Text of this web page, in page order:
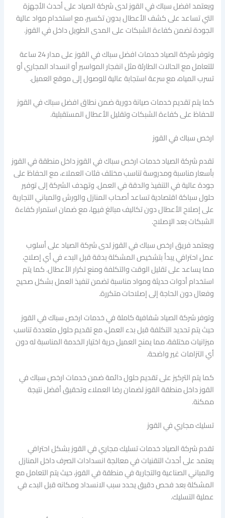
ويعتمد افضل سباك في القوز لدى شركة الصياد على أحدث الأجهزة
التي تساعد على كشف الأعطال بدون تكسير، مع استخدام مواد عالية
الجودة تضمن كفاءة الشبكات على المدى الطويل داخل في القوز.
وتوفر شركة الصياد خدمات افضل سباك في القوز على مدار 24 ساعة
للتعامل مع الحالات الطارئة مثل انفجار المواسير أو انسداد المجاري أو
تسرب المياه، مع سرعة استجابة عالية للوصول إلى موقع العميل.
كما يتم تقديم خدمات صيانة دورية ضمن نطاق افضل سباك في القوز
للحفاظ على كفاءة الشبكات وتقليل الأعطال المستقبلية.
ارخص سباك في القوز
تقدم شركة الصياد خدمات ارخص سباك في القوز داخل منطقة في القوز
بأسعار مناسبة ومدروسة تناسب مختلف فئات العملاء، مع الحفاظ على
جودة عالية في التنفيذ والدقة في العمل. وتهدف الشركة إلى توفير
حلول سباكة اقتصادية تساعد أصحاب المنازل والورش والمباني التجارية
على إصلاح الأعطال دون تكاليف مبالغ فيها، مع ضمان استمرار كفاءة
الشبكات بعد الإصلاح.
ويعتمد فريق ارخص سباك في القوز لدى شركة الصياد على أسلوب
عمل احترافي يبدأ بتشخيص المشكلة بدقة قبل البدء في أي إصلاح،
مما يساعد على تقليل الوقت والتكلفة ومنع تكرار الأعطال. كما يتم
استخدام أدوات حديثة ومواد مناسبة تضمن تنفيذ العمل بشكل صحيح
وفعال دون الحاجة إلى إصلاحات متكررة.
وتوفر شركة الصياد شفافية كاملة في خدمات ارخص سباك في القوز
حيث يتم تحديد التكلفة قبل بدء العمل، مع تقديم حلول متعددة تناسب
ميزانيات مختلفة، مما يمنح العميل حرية اختيار الخدمة المناسبة له دون
أي التزامات غير واضحة.
كما يتم التركيز على تقديم حلول دائمة ضمن خدمات ارخص سباك في
القوز داخل منطقة القوز لضمان رضا العملاء وتحقيق أفضل نتيجة
ممكنة.
تسليك مجاري في القوز
تقدم شركة الصياد خدمات تسليك مجاري في القوز بشكل احترافي
يعتمد على أحدث التقنيات في معالجة انسدادات الصرف داخل المنازل
والمباني الصناعية والتجارية في منطقة في القوز، حيث يتم التعامل مع
المشكلة بعد فحص دقيق يحدد سبب الانسداد ومكانه قبل البدء في
عملية التسليك.